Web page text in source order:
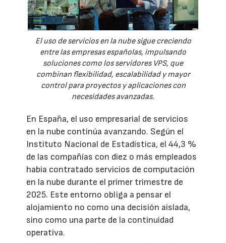
El uso de servicios en la nube sigue creciendo
entre las empresas españolas, impulsando
soluciones como los servidores VPS, que
combinan flexibilidad, escalabilidad y mayor
control para proyectos y aplicaciones con
necesidades avanzadas.
En España, el uso empresarial de servicios
en la nube continúa avanzando. Según el
Instituto Nacional de Estadística, el 44,3 %
de las compañías con diez o más empleados
había contratado servicios de computación
en la nube durante el primer trimestre de
2025. Este entorno obliga a pensar el
alojamiento no como una decisión aislada,
sino como una parte de la continuidad
operativa.